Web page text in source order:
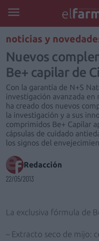
noticias y
Nuevos
Be+ capilar de
Con la garantía de N+S
investigación avanzada en
ha creado dos nuevos
la investigación y a sus
comprimidos Be+ Capilar
cápsulas de cuidado
los signos del
Redacción
22/05/2013
La exclusiva fórmula de
– Extracto seco de mijo: